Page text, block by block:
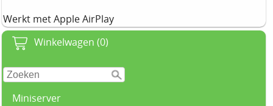
Winkelwagen (0)
Miniserver
Werkt met Apple AirPlay